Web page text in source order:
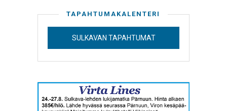
TAPAHTUMAKALENTERI
SULKAVAN TAPAHTUMAT